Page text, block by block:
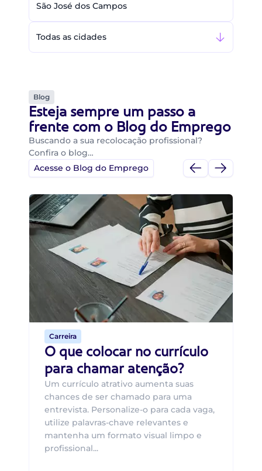
São José dos Campos
Todas as cidades
Blog
Esteja sempre um passo a
frente com o Blog do Emprego
Buscando a sua recolocação profissional?
Confira o blog…
Acesse o Blog do Emprego
Carreira
O que colocar no currículo
para chamar atenção?
Um currículo atrativo aumenta suas
chances de ser chamado para uma
entrevista. Personalize-o para cada vaga,
utilize palavras-chave relevantes e
mantenha um formato visual limpo e
profissional...